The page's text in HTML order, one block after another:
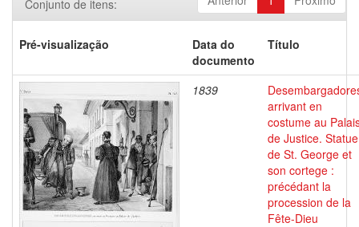
Conjunto de itens:
Pré-visualização
Data do
documento
Título
1839
arrivant en
costume au
de Justice. Statue
de St. George et
son cortege :
précédant la
procession de la
Fête-Dieu